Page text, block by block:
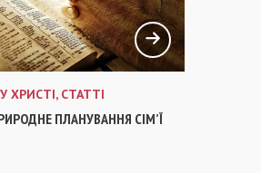
ХРИСТІ, СТАТТІ
ПЛАНУВАННЯ СІМ’Ї